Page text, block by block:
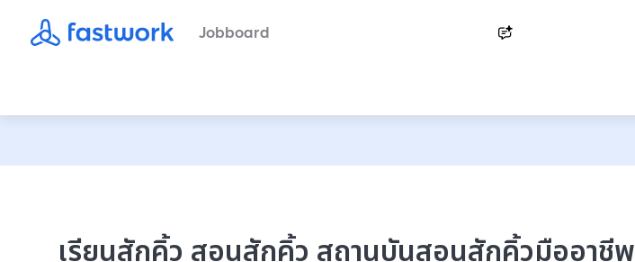
Jobboard
เรียนสักคิ้ว สอนสักคิ้ว สถานบันสอนสักคิ้วมืออาชีพ